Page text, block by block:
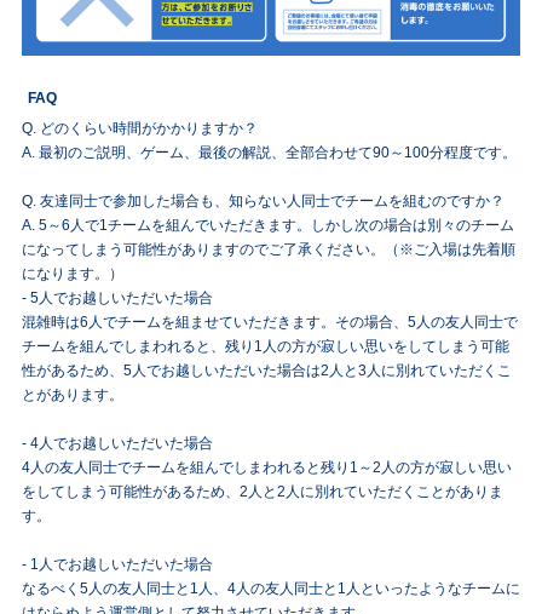
FAQ
Q. どのくらい時間がかかりますか？
A. 最初のご説明、ゲーム、最後の解説、全部合わせて90～100分程度です。
Q. 友達同士で参加した場合も、知らない人同士でチームを組むのですか？
A. 5～6人で1チームを組んでいただきます。しかし次の場合は別々のチーム
になってしまう可能性がありますのでご了承ください。（※ご入場は先着順
になります。）
- 5人でお越しいただいた場合
混雑時は6人でチームを組ませていただきます。その場合、5人の友人同士で
チームを組んでしまわれると、残り1人の方が寂しい思いをしてしまう可能
性があるため、5人でお越しいただいた場合は2人と3人に別れていただくこ
とがあります。
- 4人でお越しいただいた場合
4人の友人同士でチームを組んでしまわれると残り1～2人の方が寂しい思い
をしてしまう可能性があるため、2人と2人に別れていただくことがありま
す。
- 1人でお越しいただいた場合
なるべく5人の友人同士と1人、4人の友人同士と1人といったようなチームに